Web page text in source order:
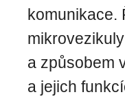
komunikace.
a způsobem
a jejich